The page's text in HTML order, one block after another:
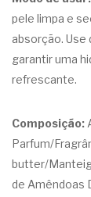
pele limpa e
absorção. Use
garantir uma
refrescante.
Composição:
Parfum/
butter/
de Amêndoas